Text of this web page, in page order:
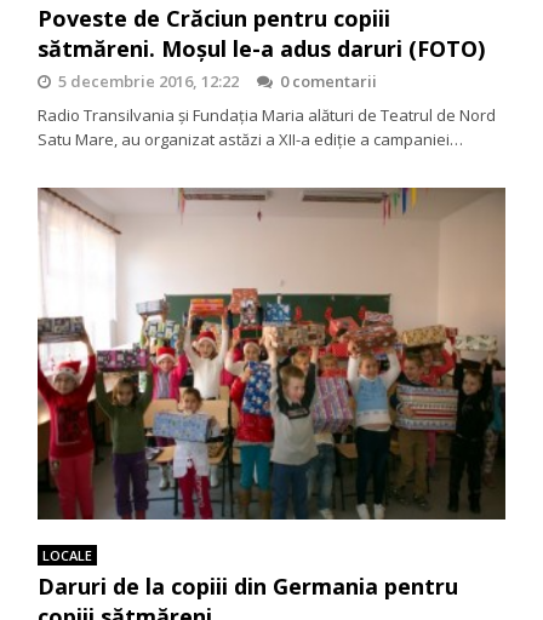
Poveste de Crăciun pentru copiii
sătmăreni. Moșul le-a adus daruri (FOTO)
5 decembrie 2016, 12:22
0 comentarii
Radio Transilvania şi Fundaţia Maria alături de Teatrul de Nord
Satu Mare, au organizat astăzi a XII-a ediţie a campaniei…
LOCALE
Daruri de la copiii din Germania pentru